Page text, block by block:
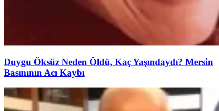
Duygu Öksüz Neden Öldü, Kaç Yaşındaydı? Mersin
Basınının Acı Kaybı